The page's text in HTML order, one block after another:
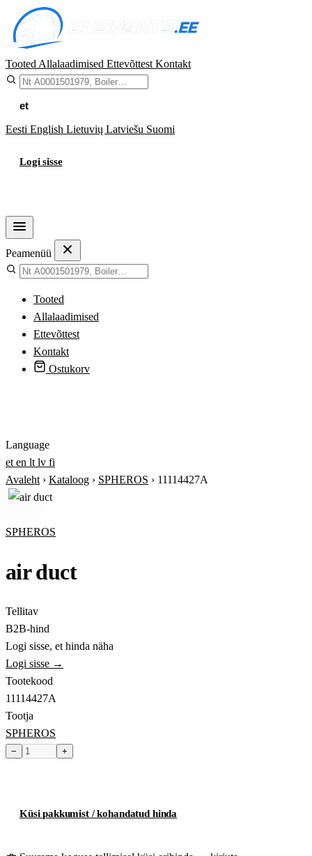
Tooted Allalaadimised Ettevõttest Kontakt
et
Eesti English Lietuvių Latviešu Suomi
Logi sisse
Peamenüü
Tooted
Allalaadimised
Ettevõttest
Kontakt
Ostukorv
Language
et en lt lv fi
Avaleht › Kataloog › SPHEROS › 11114427A
SPHEROS
air duct
Tellitav
B2B-hind
Logi sisse, et hinda näha
Logi sisse →
Tootekood
11114427A
Tootja
SPHEROS
− +
Küsi pakkumist / kohandatud hinda